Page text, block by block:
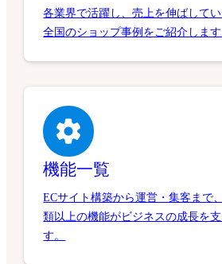
各業界で活躍し、売上を伸ばして
全国のショップ事例をご紹介します
機能一覧
ECサイト構築から運営・集客まで
類以上の機能がビジネスの成長を支
す。